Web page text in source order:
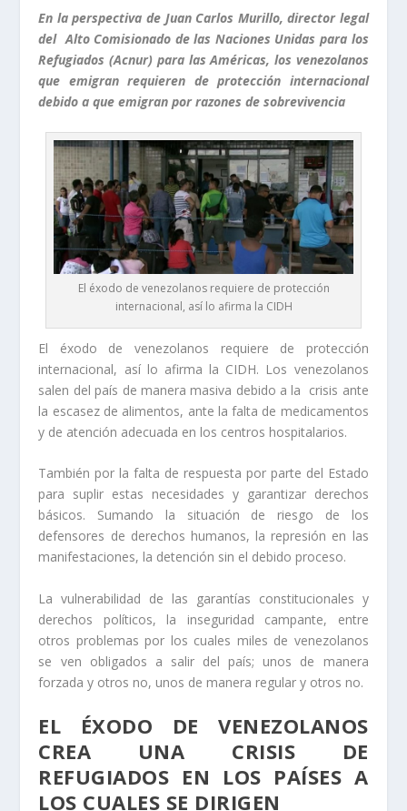
En la perspectiva de Juan Carlos Murillo, director legal
del Alto Comisionado de las Naciones Unidas para los
Refugiados (Acnur) para las Américas, los venezolanos
que emigran requieren de protección internacional
debido a que emigran por razones de sobrevivencia
El éxodo de venezolanos requiere de protección
internacional, así lo afirma la CIDH
El éxodo de venezolanos requiere de protección
internacional, así lo afirma la CIDH. Los venezolanos
salen del país de manera masiva debido a la crisis ante
la escasez de alimentos, ante la falta de medicamentos
y de atención adecuada en los centros hospitalarios.
También por la falta de respuesta por parte del Estado
para suplir estas necesidades y garantizar derechos
básicos. Sumando la situación de riesgo de los
defensores de derechos humanos, la represión en las
manifestaciones, la detención sin el debido proceso.
La vulnerabilidad de las garantías constitucionales y
derechos políticos, la inseguridad campante, entre
otros problemas por los cuales miles de venezolanos
se ven obligados a salir del país; unos de manera
forzada y otros no, unos de manera regular y otros no.
EL ÉXODO DE VENEZOLANOS
CREA UNA CRISIS DE
REFUGIADOS EN LOS PAÍSES A
LOS CUALES SE DIRIGEN